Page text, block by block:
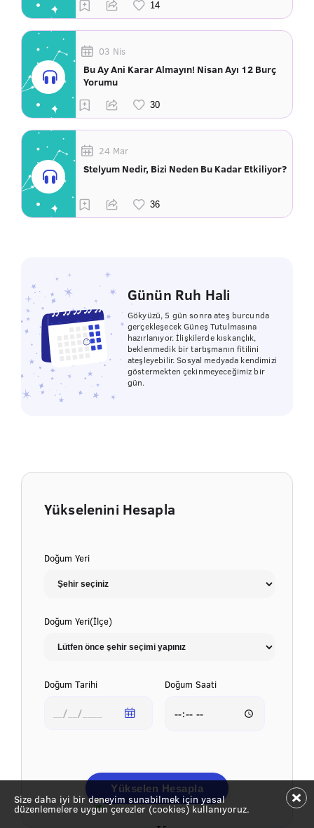
03 Nis
Bu Ay Ani Karar Almayın! Nisan Ayı 12 Burç
Yorumu
24 Mar
Stelyum Nedir, Bizi Neden Bu Kadar Etkiliyor?
Günün Ruh Hali
Gökyüzü, 5 gün sonra ateş burcunda
gerçekleşecek Güneş Tutulmasına
hazırlanıyor. İlişkilerde kıskançlık,
beklenmedik bir tartışmanın fitilini
ateşleyebilir. Sosyal medyada kendimizi
göstermekten çekinmeyeceğimiz bir
gün.
Yükselenini Hesapla
Doğum Yeri
Doğum Yeri(İlçe)
Doğum Tarihi Doğum Saati
Yükselen Hesapla
Size daha iyi bir deneyim sunabilmek için yasal
düzenlemelere uygun çerezler (cookies) kullanıyoruz.